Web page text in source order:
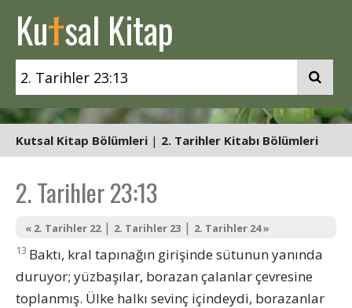
Kutsal Kitap
Kutsal Kitap Bölümleri | 2. Tarihler Kitabı Bölümleri
2. Tarihler 23:13
« 2. Tarihler 22| 2. Tarihler 23 | 2. Tarihler 24 »
13 Baktı, kral tapınağın girişinde sütunun yanında
duruyor; yüzbaşılar, borazan çalanlar çevresine
toplanmış. Ülke halkı sevinç içindeydi, borazanlar